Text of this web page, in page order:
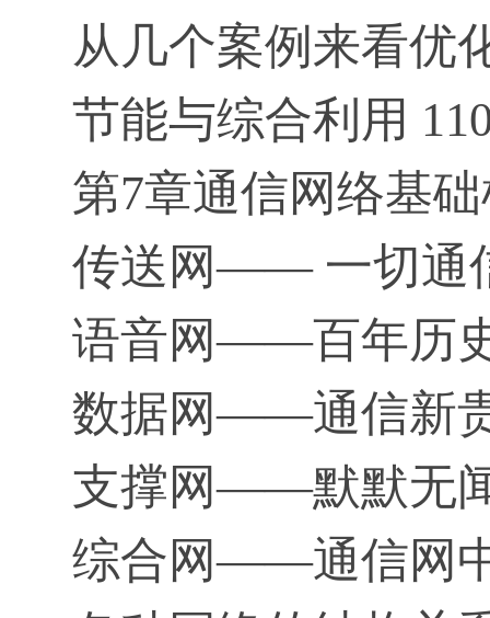
从几个案例来看优
节能与综合利用
第7章通信网络基
传送网—— 一切通
语音网——百年历
数据网——通信新
支撑网——默默无
综合网——通信网